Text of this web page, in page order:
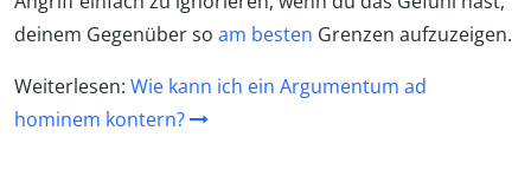
deinem Gegenüber so am besten Grenzen aufzuzeigen.
Weiterlesen: Wie kann ich ein Argumentum ad
hominem kontern?